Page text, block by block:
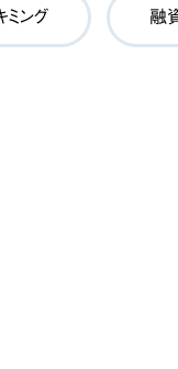
ミング 融